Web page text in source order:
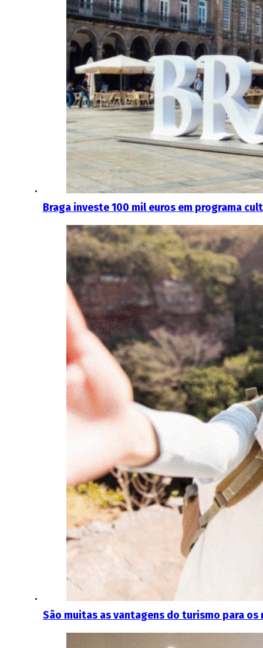
Braga investe 100 mil euros em programa
São muitas as vantagens do turismo para os